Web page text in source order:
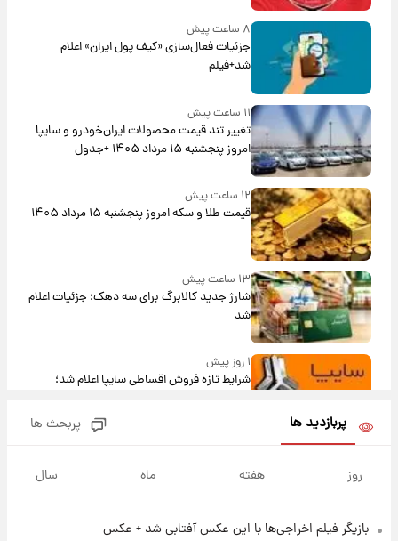
۸ ساعت پیش
جزئیات فعال‌سازی «کیف پول ایران» اعلام
شد+فیلم
۱۱ ساعت پیش
تغییر تند قیمت محصولات ایران‌خودرو و سایپا
امروز پنجشنبه ۱۵ مرداد ۱۴۰۵ +جدول
۱۲ ساعت پیش
قیمت طلا و سکه امروز پنجشنبه ۱۵ مرداد ۱۴۰۵
۱۳ ساعت پیش
شارژ جدید کالابرگ برای سه دهک؛ جزئیات اعلام
شد
۱ روز پیش
شرایط تازه فروش اقساطی سایپا اعلام شد؛
قیمت سکه و طلا فردا
۱۹ ساعت پیش
پربازدید ها پربحث ها
روز هفته ماه سال
بازیگر فیلم اخراجی‌ها با این عکس آفتابی شد + عکس